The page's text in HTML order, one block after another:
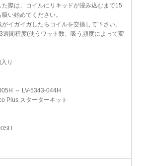
た際は、コイルにリキッドが浸み込むまで15
い始めてください。
イガイガしたらコイルを交換して下さい。
週間程度(使うワット数、吸う頻度によって変
り
～ LV-5343-044H
Plus スターターキット